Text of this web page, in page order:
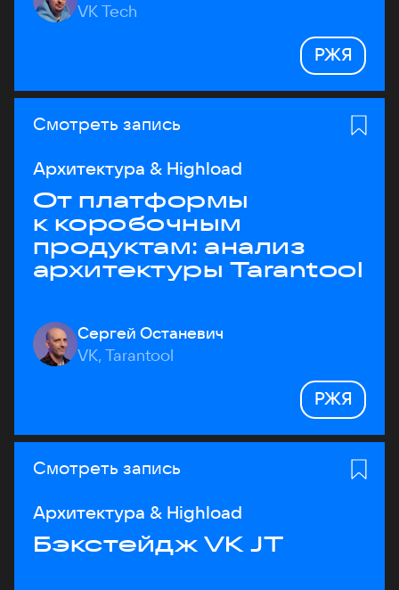
VK Tech
РЖЯ
Смотреть запись
Архитектура & Highload
От платформы
к коробочным
продуктам: анализ
архитектуры Tarantool
Сергей Останевич
VK, Tarantool
РЖЯ
Смотреть запись
Архитектура & Highload
Бэкстейдж VK JT